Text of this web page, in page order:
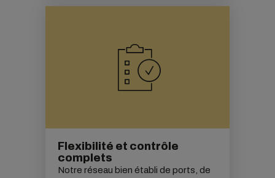
Flexibilité et contrôle
complets
Notre réseau bien établi de ports, de